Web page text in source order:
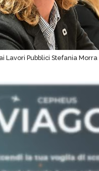
Lavori Pubblici Stefania Morra